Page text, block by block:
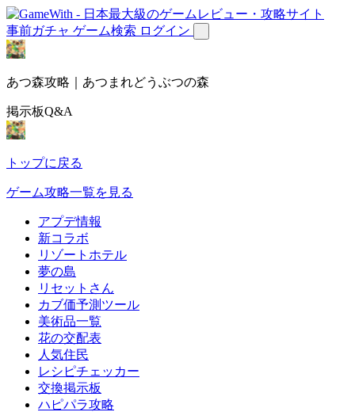
事前ガチャ ゲーム検索 ログイン
あつ森攻略｜あつまれどうぶつの森
掲示板Q&A
トップに戻る
ゲーム攻略一覧を見る
アプデ情報
新コラボ
リゾートホテル
夢の島
リセットさん
カブ価予測ツール
美術品一覧
花の交配表
人気住民
レシピチェッカー
交換掲示板
ハピパラ攻略